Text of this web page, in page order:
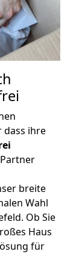
dass ihre
breite
Wahl
Ob Sie
Haus
für